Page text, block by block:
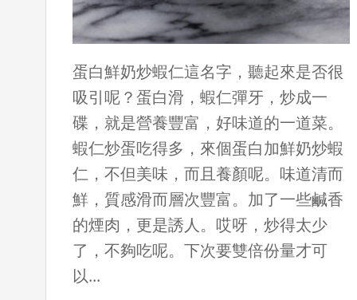
蛋白鮮奶炒蝦仁這名字，聽起來是否很
吸引呢？蛋白滑，蝦仁彈牙，炒成一
碟，就是營養豐富，好味道的一道菜。
蝦仁炒蛋吃得多，來個蛋白加鮮奶炒蝦
仁，不但美味，而且養顏呢。味道清而
鮮，質感滑而層次豐富。加了一些鹹香
的煙肉，更是誘人。哎呀，炒得太少
了，不夠吃呢。下次要雙倍份量才可
以...